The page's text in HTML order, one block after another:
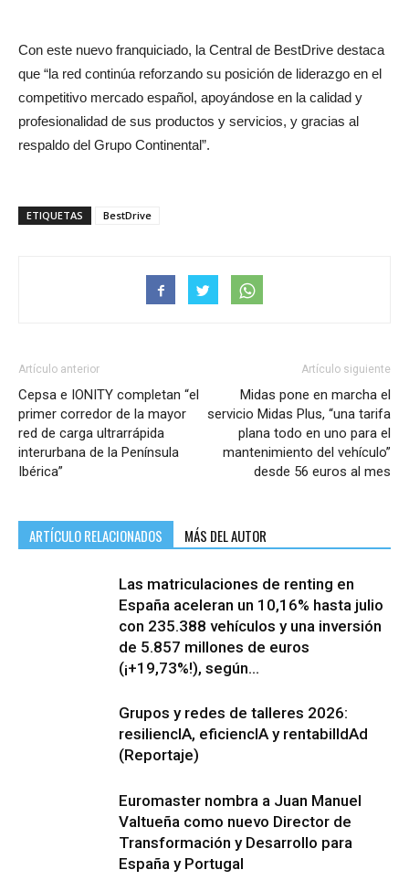
Con este nuevo franquiciado, la Central de BestDrive destaca
que “la red continúa reforzando su posición de liderazgo en el
competitivo mercado español, apoyándose en la calidad y
profesionalidad de sus productos y servicios, y gracias al
respaldo del Grupo Continental”.
ETIQUETAS BestDrive
Artículo anterior
Cepsa e IONITY completan “el
primer corredor de la mayor
red de carga ultrarrápida
interurbana de la Península
Ibérica”
Artículo siguiente
Midas pone en marcha el
servicio Midas Plus, “una tarifa
plana todo en uno para el
mantenimiento del vehículo”
desde 56 euros al mes
ARTÍCULO RELACIONADOS MÁS DEL AUTOR
Las matriculaciones de renting en
España aceleran un 10,16% hasta julio
con 235.388 vehículos y una inversión
de 5.857 millones de euros
(¡+19,73%!), según...
Grupos y redes de talleres 2026:
resiliencIA, eficiencIA y rentabilIdAd
(Reportaje)
Euromaster nombra a Juan Manuel
Valtueña como nuevo Director de
Transformación y Desarrollo para
España y Portugal